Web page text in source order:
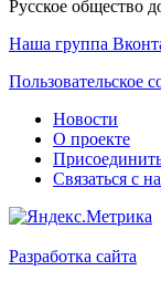
Русское общество
Наша группа
Пользовательское
Новости
О проекте
Связаться с
Разработка сайта